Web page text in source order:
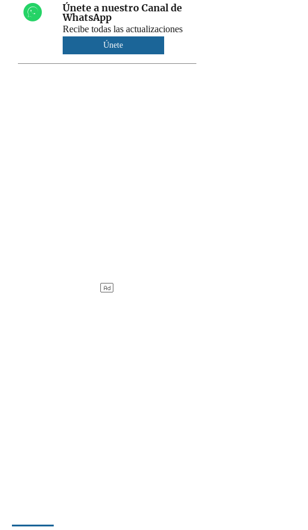
Únete a nuestro Canal de
WhatsApp
Recibe todas las actualizaciones
Únete